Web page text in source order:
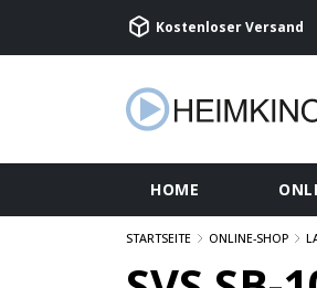
Kostenloser Versand
HOME
STARTSEITE ONLINE-SHOP